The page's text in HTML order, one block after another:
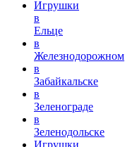
Игрушки
в
Ельце
в
Железнодорожном
в
Забайкальске
в
Зеленограде
в
Зеленодольске
Игрушки